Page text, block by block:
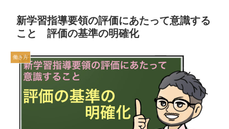
新学習指導要領の評価にあたって意識する
こと 評価の基準の明確化
働き方